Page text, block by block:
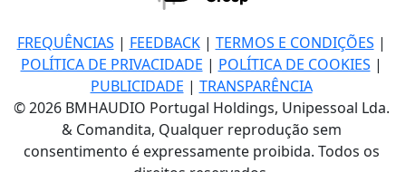
FREQUÊNCIAS | FEEDBACK| TERMOS E CONDIÇÕES |
POLÍTICA DE PRIVACIDADE | POLÍTICA DE COOKIES |
PUBLICIDADE | TRANSPARÊNCIA
© 2026 BMHAUDIO Portugal Holdings, Unipessoal Lda.
& Comandita, Qualquer reprodução sem
consentimento é expressamente proibida. Todos os